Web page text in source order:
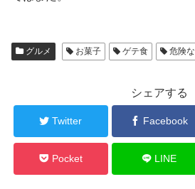
グルメ お菓子 ゲテ食 危険
シェアする
Twitter Facebook
Pocket LINE